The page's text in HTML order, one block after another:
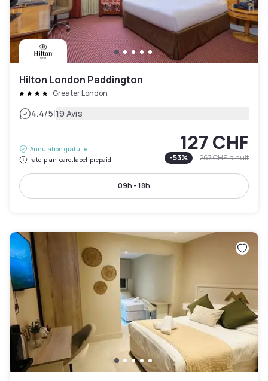
Hilton London Paddington
Greater London
4.4/5|19 Avis
Annulation gratuite
rate-plan-card.label-prepaid
127 CHF
-53% 267 CHFla nuit
09h - 18h